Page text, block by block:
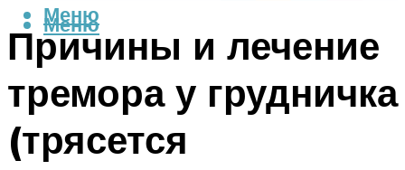
Меню
Меню
Причины и лечение
тремора у грудничка
(трясется